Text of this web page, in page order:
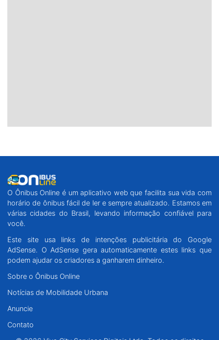
O Ônibus Online é um aplicativo web que facilita sua vida com
horário de ônibus fácil de ler e sempre atualizado. Estamos em
várias cidades do Brasil, levando informação confiável para
você.
Este site usa links de intenções publicitária do Google
AdSense. O AdSense gera automaticamente estes links que
podem ajudar os criadores a ganharem dinheiro.
Sobre o Ônibus Online
Notícias de Mobilidade Urbana
Anuncie
Contato